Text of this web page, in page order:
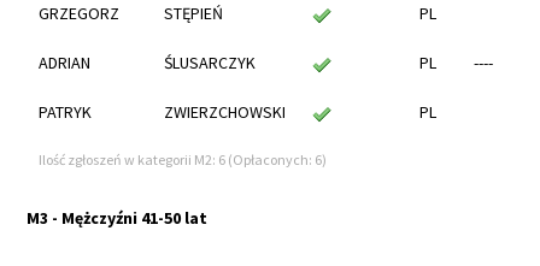
GRZEGORZ STĘPIEŃ PL
ADRIAN ŚLUSARCZYK PL ----
PATRYK ZWIERZCHOWSKI PL
Ilość zgłoszeń w kategorii M2: 6 (Opłaconych: 6)
M3 - Mężczyźni 41-50 lat